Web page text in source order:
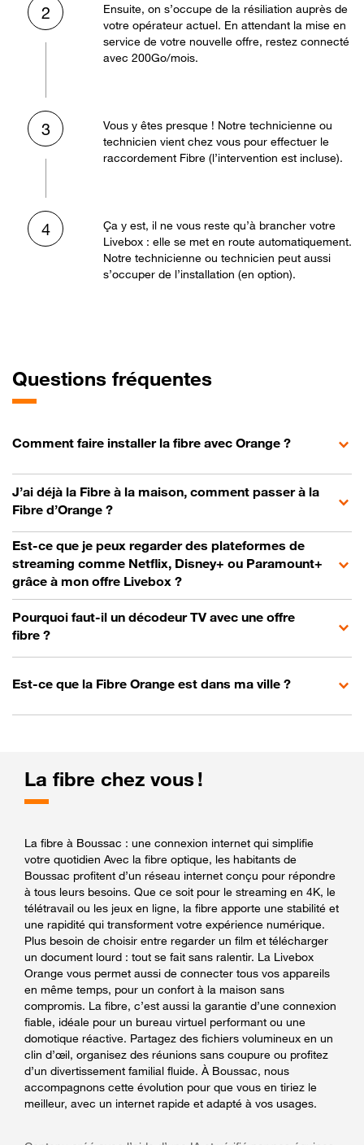
2
Ensuite, on s’occupe de la résiliation auprès de
votre opérateur actuel. En attendant la mise en
service de votre nouvelle offre, restez connecté
avec 200Go/mois.
3
Vous y êtes presque ! Notre technicienne ou
technicien vient chez vous pour effectuer le
raccordement Fibre (l’intervention est incluse).
4
Ça y est, il ne vous reste qu’à brancher votre
Livebox : elle se met en route automatiquement.
Notre technicienne ou technicien peut aussi
s’occuper de l’installation (en option).
Questions fréquentes
Comment faire installer la fibre avec Orange ?
J’ai déjà la Fibre à la maison, comment passer à la
Fibre d’Orange ?
Est-ce que je peux regarder des plateformes de
streaming comme Netflix, Disney+ ou Paramount+
grâce à mon offre Livebox ?
Pourquoi faut-il un décodeur TV avec une offre
fibre ?
Est-ce que la Fibre Orange est dans ma ville ?
La fibre chez vous !
La fibre à Boussac : une connexion internet qui simplifie
votre quotidien Avec la fibre optique, les habitants de
Boussac profitent d’un réseau internet conçu pour répondre
à tous leurs besoins. Que ce soit pour le streaming en 4K, le
télétravail ou les jeux en ligne, la fibre apporte une stabilité et
une rapidité qui transforment votre expérience numérique.
Plus besoin de choisir entre regarder un film et télécharger
un document lourd : tout se fait sans ralentir. La Livebox
Orange vous permet aussi de connecter tous vos appareils
en même temps, pour un confort à la maison sans
compromis. La fibre, c’est aussi la garantie d’une connexion
fiable, idéale pour un bureau virtuel performant ou une
domotique réactive. Partagez des fichiers volumineux en un
clin d’œil, organisez des réunions sans coupure ou profitez
d’un divertissement familial fluide. À Boussac, nous
accompagnons cette évolution pour que vous en tiriez le
meilleur, avec un internet rapide et adapté à vos usages.